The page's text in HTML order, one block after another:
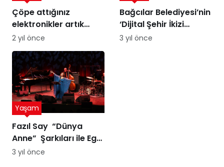
Çöpe attığınız
elektronikler artık
altına dönüşebilir!
Üstelik peynir altı
suyuyla
2 yıl önce
Bağcılar Belediyesi’nin
‘Dijital Şehir İkizi
Sürdürülebilir Şehir
3 yıl önce
Fazıl Say “Dünya
Anne” Şarkıları ile Ege
Turnesi’nde
Yaşam
3 yıl önce